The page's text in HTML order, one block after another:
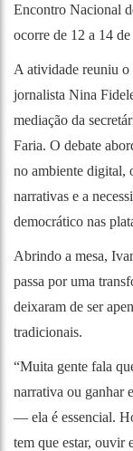
Encontro Nacional
ocorre de 12 a 14
A atividade reuniu
jornalista Nina
mediação da
Faria. O debate
no ambiente digital,
narrativas e a
democrático nas
Abrindo a mesa,
passa por uma
deixaram de ser
tradicionais.
“Muita gente fala
narrativa ou ganhar
— ela é essencial.
tem que estar, ouvir